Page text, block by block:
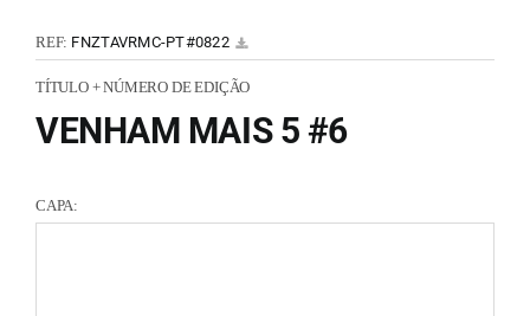
REF: FNZTAVRMC-PT#0822
TÍTULO + NÚMERO DE EDIÇÃO
VENHAM MAIS 5 #6
CAPA: